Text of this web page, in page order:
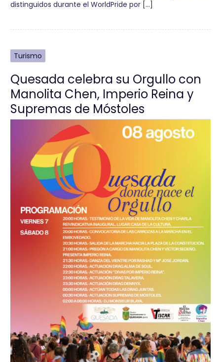
distinguidos durante el WorldPride por […]
Turismo
Quesada celebra su Orgullo con
Manolita Chen, Imperio Reina y
Supremas de Móstoles